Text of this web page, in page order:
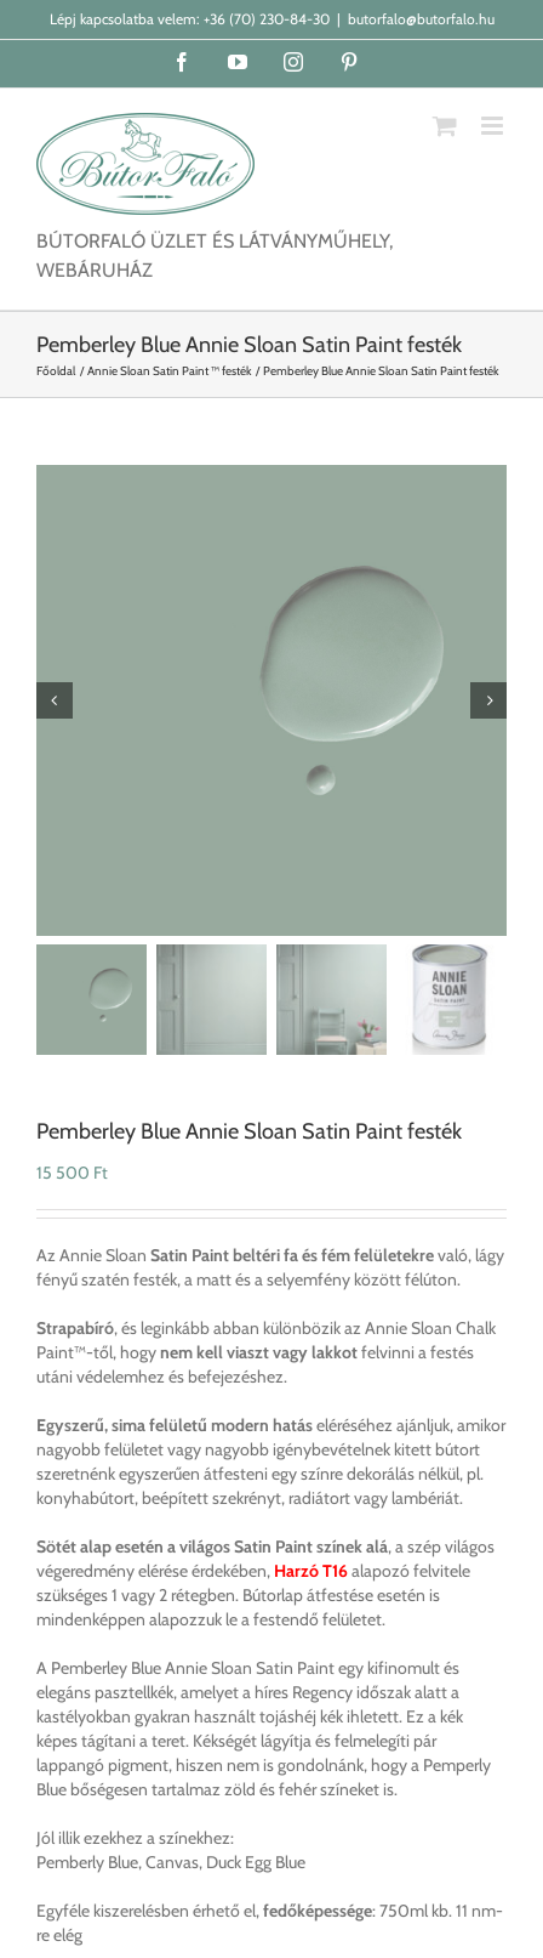
KihagyásLépj kapcsolatba velem: +36 (70) 230-84-30 | butorfalo@butorfalo.hu
FacebookYouTubeInstagram
BÚTORFALÓ ÜZLET ÉS LÁTVÁNYMŰHELY,
WEBÁRUHÁZ
Pemberley Blue Annie Sloan Satin Paint festék
Főoldal Annie Sloan Satin Paint ™ festék Pemberley Blue Annie Sloan Satin Paint festék
Pemberley Blue Annie Sloan Satin Paint festék
15 500 Ft
Az Annie Sloan Satin Paint beltéri fa és fém felületekrevaló, lágy
fényű szatén festék, a matt és a selyemfény között félúton.
Strapabíró, és leginkább abban különbözik az Annie Sloan Chalk
Paint™-től, hogynem kell viaszt vagy lakkotfelvinni a festés
utáni védelemhez és befejezéshez.
Egyszerű, sima felületű modern hatáseléréséhez ajánljuk, amikor
nagyobb felületet vagy nagyobb igénybevételnek kitett bútort
szeretnénk egyszerűen átfesteni egy színre dekorálás nélkül, pl.
konyhabútort, beépített szekrényt, radiátort vagy lambériát.
Sötét alap esetén a világos Satin Paint színek alá, a szép világos
végeredmény elérése érdekében, Harzó T16alapozó felvitele
szükséges 1 vagy 2 rétegben. Bútorlap átfestése esetén is
mindenképpen alapozzuk le a festendő felületet.
A Pemberley Blue Annie Sloan Satin Paint egy kifinomult és
elegáns pasztellkék, amelyet a híres Regency időszak alatt a
kastélyokban gyakran használt tojáshéj kék ihletett. Ez a kék
képes tágítani a teret. Kékségét lágyítja és felmelegíti pár
lappangó pigment, hiszen nem is gondolnánk, hogy a Pemperly
Blue bőségesen tartalmaz zöld és fehér színeket is.
Jól illik ezekhez a színekhez:
Pemberly Blue, Canvas, Duck Egg Blue
Egyféle kiszerelésben érhető el,fedőképessége: 750ml kb. 11 nm-
re elég